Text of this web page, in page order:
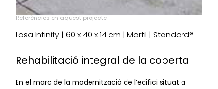
Referències en aquest projecte
Losa Infinity | 60 x 40 x 14 cm | Marfil | Standard®
Rehabilitació integral de la coberta
En el marc de la modernització de l’edifici situat a